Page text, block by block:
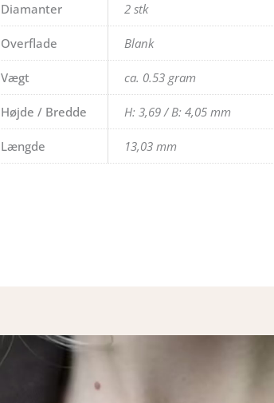
Diamanter 2 stk
Overflade Blank
Vægt ca. 0.53 gram
Højde / Bredde H: 3,69 / B: 4,05 mm
Længde 13,03 mm